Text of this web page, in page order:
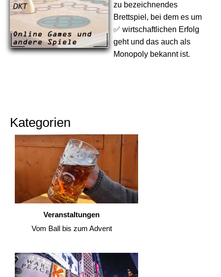
zu bezeichnendes
Brettspiel, bei dem es um
✅ wirtschaftlichen Erfolg
geht und das auch als
Monopoly bekannt ist.
Kategorien
Veranstaltungen
Vom Ball bis zum Advent